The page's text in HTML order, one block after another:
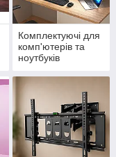
Комплектуючі для
комп'ютерів та
ноутбуків